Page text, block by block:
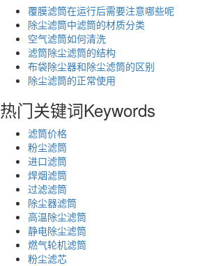
覆膜滤筒在运行后需要注意哪些呢
除尘滤筒中滤筒的材质分类
空气滤筒如何清洗
滤筒除尘滤筒的结构
布袋除尘器和除尘滤筒的区别
除尘滤筒的正常使用
热门关键词Keywords
滤筒价格
粉尘滤筒
进口滤筒
焊烟滤筒
过滤滤筒
除尘器滤筒
高温除尘滤筒
静电除尘滤筒
燃气轮机滤筒
粉尘滤芯